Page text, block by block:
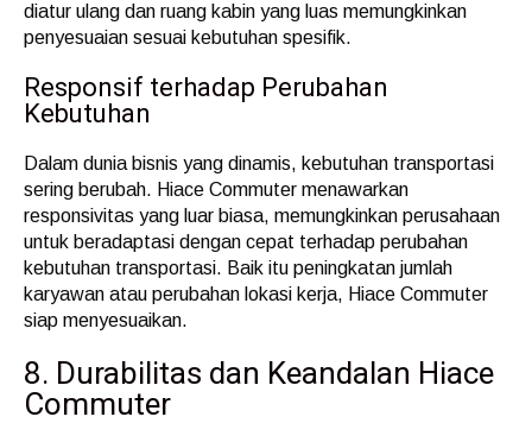
diatur ulang dan ruang kabin yang luas memungkinkan
penyesuaian sesuai kebutuhan spesifik.
Responsif terhadap Perubahan
Kebutuhan
Dalam dunia bisnis yang dinamis, kebutuhan transportasi
sering berubah. Hiace Commuter menawarkan
responsivitas yang luar biasa, memungkinkan perusahaan
untuk beradaptasi dengan cepat terhadap perubahan
kebutuhan transportasi. Baik itu peningkatan jumlah
karyawan atau perubahan lokasi kerja, Hiace Commuter
siap menyesuaikan.
8. Durabilitas dan Keandalan Hiace
Commuter